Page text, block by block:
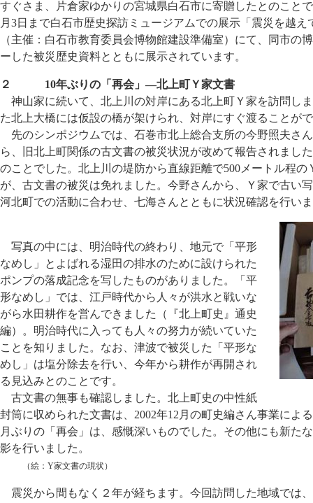
すぐさま、片倉家ゆかりの宮城県白石市に寄贈したとのこと
月3日まで白石市歴史探訪ミュージアムでの展示「震災を越
（主催：白石市教育委員会博物館建設準備室）にて、同市の
ーした被災歴史資料とともに展示されています。
２ 10年ぶりの「再会」―北上町Ｙ家文書
神山家に続いて、北上川の対岸にある北上町Ｙ家を訪問し
た北上大橋には仮設の橋が架けられ、対岸にすぐ渡ることが
先のシンポジウムでは、石巻市北上総合支所の今野照夫さ
ら、旧北上町関係の古文書の被災状況が改めて報告されまし
のことでした。北上川の堤防から直線距離で500メートル程
が、古文書の被災は免れました。今野さんから、Ｙ家で古い
河北町での活動に合わせ、七海さんとともに状況確認を行い
写真の中には、明治時代の終わり、地元で「平形
なめし」とよばれる湿田の排水のために設けられた
ポンプの落成記念を写したものがありました。「平
形なめし」では、江戸時代から人々が洪水と戦いな
がら水田耕作を営んできました（『北上町史』通史
編）。明治時代に入っても人々の努力が続いていた
ことを知りました。なお、津波で被災した「平形な
めし」は塩分除去を行い、今年から耕作が再開され
る見込みとのことです。
古文書の無事も確認しました。北上町史の中性紙
封筒に収められた文書は、2002年12月の町史編さん事業によ
月ぶりの「再会」は、感慨深いものでした。その他にも新た
影を行いました。
（絵：Y家文書の現状）
震災から間もなく２年が経ちます。今回訪問した地域では